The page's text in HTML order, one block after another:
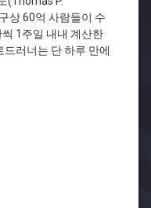
상 60억 사람들이 수
1주일 내내 계산한
러너는 단 하루 만에